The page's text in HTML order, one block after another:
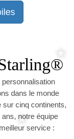
dans le monde
cinq continents,
notre équipe
service :